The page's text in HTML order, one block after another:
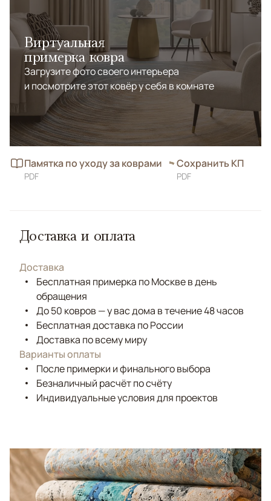
Виртуальная
примерка ковра
Загрузите фото своего интерьера
и посмотрите этот ковёр у себя в комнате
Памятка по уходу за коврами
PDF
Сохранить КП
PDF
Доставка и оплата
Доставка
Бесплатная примерка по Москве в день
обращения
До 50 ковров — у вас дома в течение 48 часов
Бесплатная доставка по России
Доставка по всему миру
Варианты оплаты
После примерки и финального выбора
Безналичный расчёт по счёту
Индивидуальные условия для проектов